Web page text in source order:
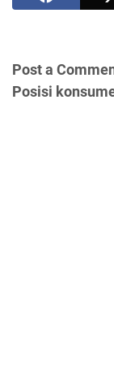
Post a
Posisi